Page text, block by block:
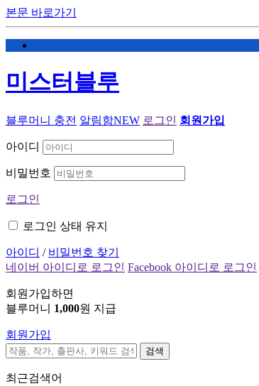
본문 바로가기
미스터블루
블루머니 충전 알림함NEW 로그인 회원가입
아이디
비밀번호
로그인
로그인 상태 유지
아이디 / 비밀번호 찾기
네이버 아이디로 로그인 Facebook 아이디로 로그인
회원가입하면
블루머니 1,000원 지급
회원가입
검색
최근검색어